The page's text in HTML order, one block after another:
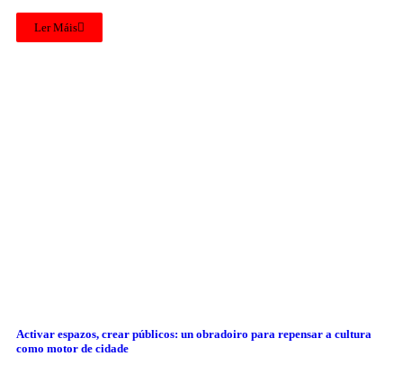
Ler Máis
Activar espazos, crear públicos: un obradoiro para repensar a cultura
como motor de cidade